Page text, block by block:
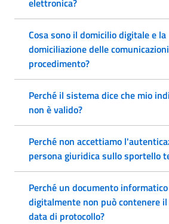
Cosa sono il domicilio digitale e la
domiciliazione delle
procedimento?
Perché il sistema dice che mio
non è valido?
Perché non accettiamo
persona giuridica sullo sportello
Perché un documento
digitalmente non può contenere
data di protocollo?